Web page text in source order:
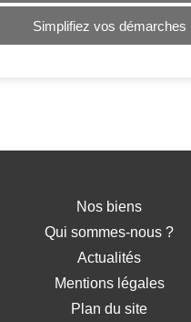
Simplifiez vos démarches
Nos biens
Qui sommes-nous ?
Actualités
Mentions légales
Plan du site